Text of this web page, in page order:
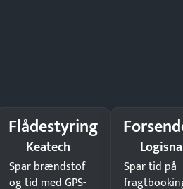
Flådestyring
Keatech
Spar brændstof
og tid med GPS-
Spar tid på